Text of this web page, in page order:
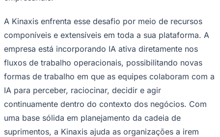
Corinthians
A Kinaxis enfrenta esse desafio por meio de recursos
componíveis e extensíveis em toda a sua plataforma. A
empresa está incorporando IA ativa diretamente nos
fluxos de trabalho operacionais, possibilitando novas
formas de trabalho em que as equipes colaboram com a
IA para perceber, raciocinar, decidir e agir
continuamente dentro do contexto dos negócios. Com
uma base sólida em planejamento da cadeia de
suprimentos, a Kinaxis ajuda as organizações a irem